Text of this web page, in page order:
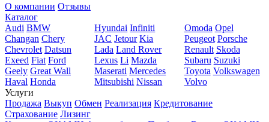
О компании Отзывы
Каталог
Audi BMW
Changan Chery
Chevrolet Datsun
Exeed Fiat Ford
Geely Great Wall
Haval Honda
Hyundai Infiniti
JAC Jetour Kia
Lada Land Rover
Lexus Li Mazda
Maserati Mercedes
Mitsubishi Nissan
Omoda Opel
Peugeot Porsche
Renault Skoda
Subaru Suzuki
Toyota Volkswagen
Volvo
Услуги
Продажа Выкуп Обмен Реализация Кредитование
Страхование Лизинг